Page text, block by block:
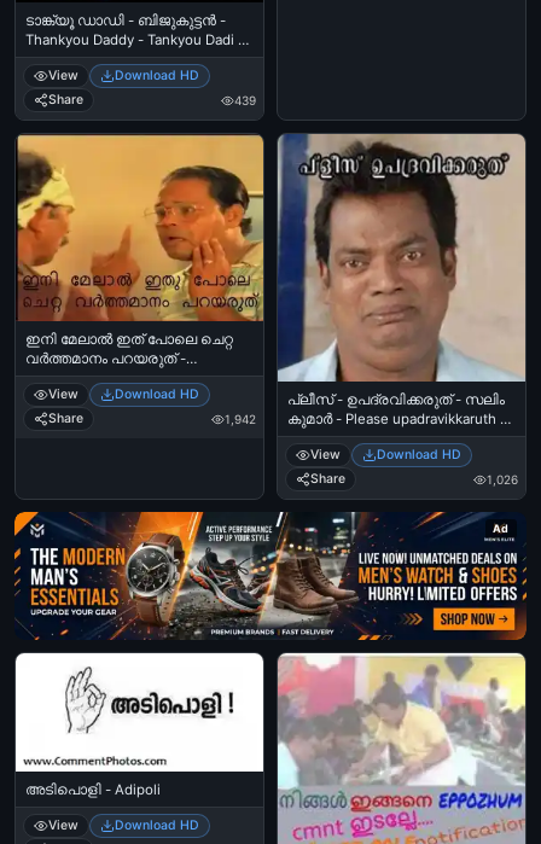
ടാങ്ക്യൂ ഡാഡി - ബിജുകുട്ടന്‍ -
Thankyou Daddy - Tankyou Dadi -
Bijukuttan
View
Download HD
Share
439
ഇനി മേലാല്‍ ഇത് പോലെ ചെറ്റ
വര്‍ത്തമാനം പറയരുത് -
മാമുക്കോയ, ഇന്നസെന്റ് - Ini Melal
Ithupole Chetta Varthamanam
Parayaruth - Mamukkoya slaps
Innocent
View
Download HD
Share
1,942
പ്ലീസ് - ഉപദ്രവിക്കരുത് - സലിം
കുമാര്‍ - Please upadravikkaruth -
Salim Kumar
View
Download HD
Share
1,026
Ad
അടിപൊളി - Adipoli
View
Download HD